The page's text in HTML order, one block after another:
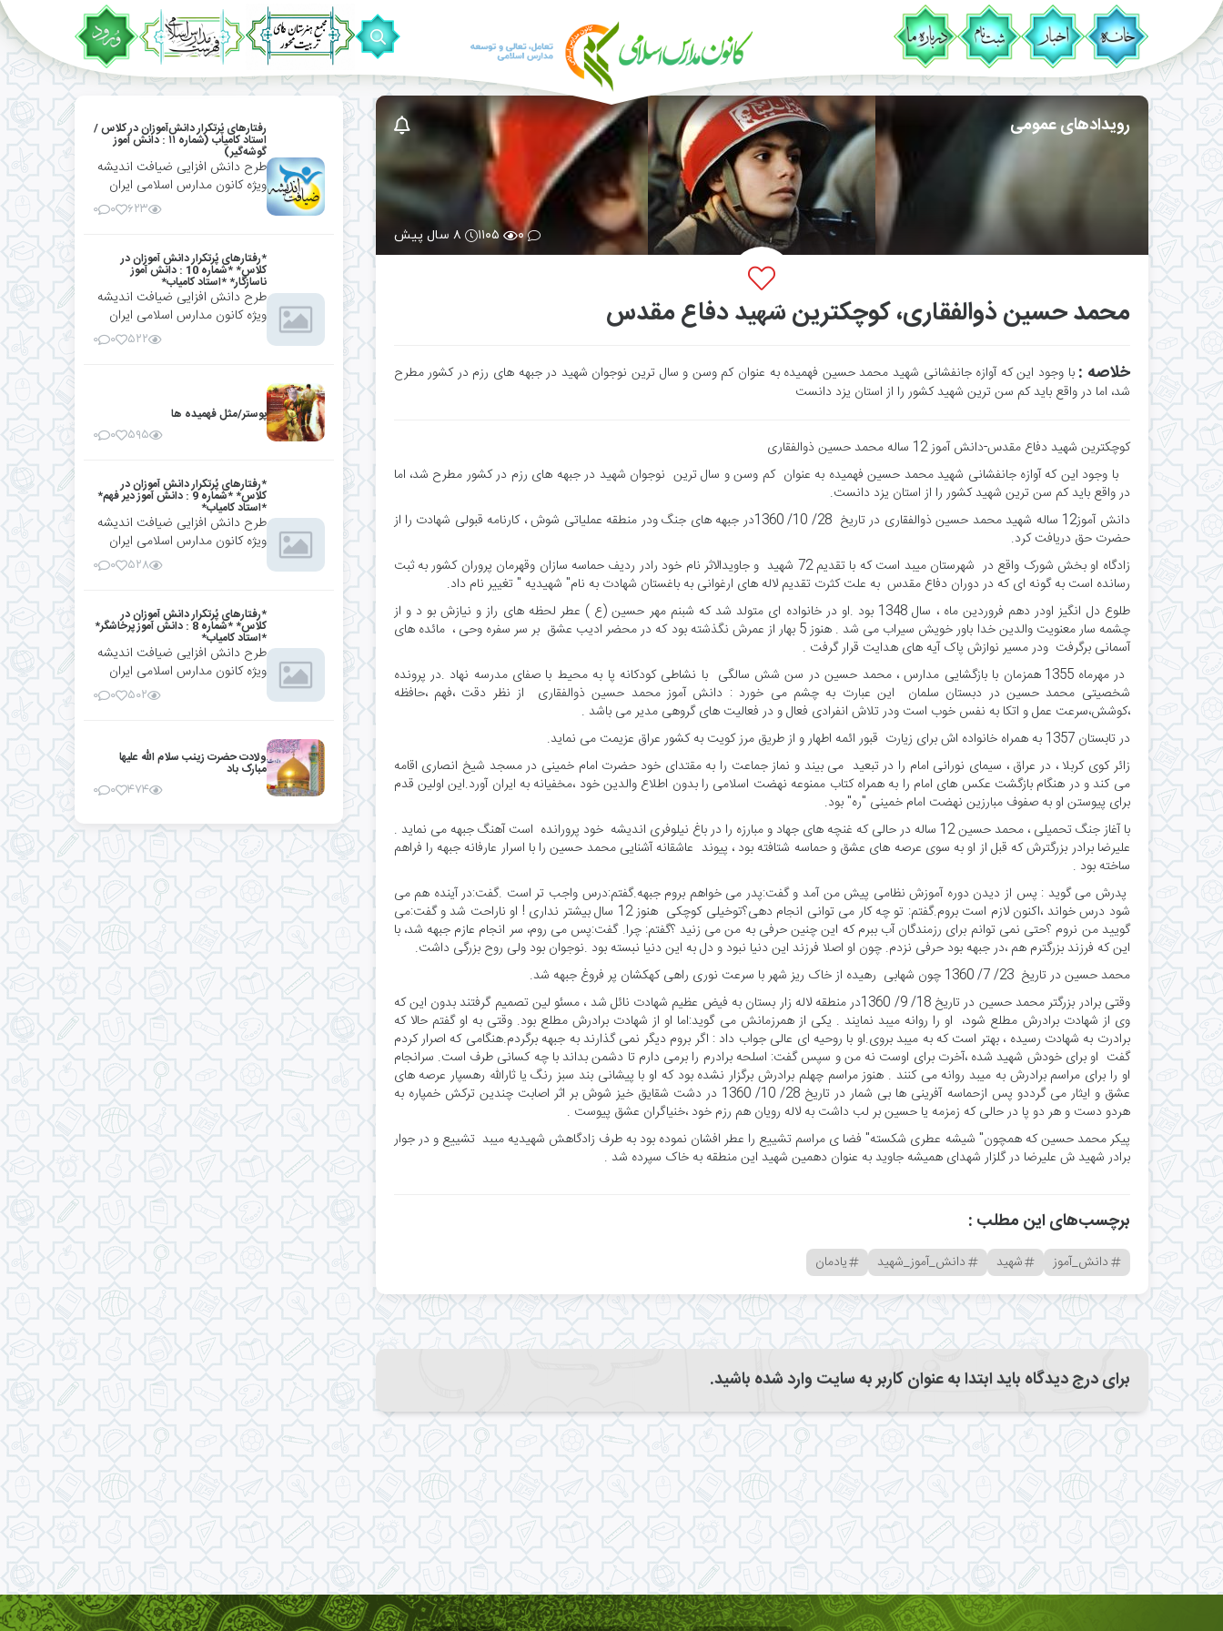
رویدادهای عمومی
۰ ۱۱۰۵ ۸ سال پیش
محمد حسین ذوالفقاری، کوچکترین شهید دفاع مقدس
خلاصه :با وجود این که آوازه جانفشانی شهید محمد حسین فهمیده به عنوان کم وسن و سال ترین نوجوان شهید در جبهه های رزم در کشور مطرح
شد، اما در واقع باید کم سن ترین شهید کشور را از استان یزد دانست
کوچکترین شهید دفاع مقدس-دانش آموز 12 ساله محمد حسین ذوالفقاری
با وجود این که آوازه جانفشانی شهید محمد حسین فهمیده به عنوان کم وسن و سال ترین نوجوان شهید در جبهه های رزم در کشور مطرح شد، اما
در واقع باید کم سن ترین شهید کشور را از استان یزد دانست.
دانش آموز12 ساله شهید محمد حسین ذوالفقاری در تاریخ 28/ 10/ 1360در جبهه های جنگ ودر منطقه عملیاتی شوش ، کارنامه قبولی شهادت را از
حضرت حق دریافت کرد.
زادگاه او بخش شورک واقع در شهرستان میبد است که با تقدیم 72 شهید و جاویدالاثر نام خود رادر ردیف حماسه سازان وقهرمان پروران کشور به ثبت
رسانده است به گونه ای که در دوران دفاع مقدس به علت کثرت تقدیم لاله های ارغوانی به باغستان شهادت به نام" شهیدیه " تغییر نام داد.
طلوع دل انگیز اودر دهم فروردین ماه ، سال 1348 بود .او در خانواده ای متولد شد که شبنم مهر حسین (ع ) عطر لحظه های راز و نیازش بو د و از
چشمه سار معنویت والدین خدا باور خویش سیراب می شد . هنوز 5 بهار از عمرش نگذشته بود که در محضر ادیب عشق بر سر سفره وحی ، مائده های
آسمانی برگرفت ودر مسیر نوازش پاک آیه های هدایت قرار گرفت .
در مهرماه 1355 همزمان با بازگشایی مدارس ، محمد حسین در سن شش سالگی با نشاطی کودکانه پا به محیط با صفای مدرسه نهاد .در پرونده
شخصیتی محمد حسین در دبستان سلمان این عبارت به چشم می خورد : دانش آموز محمد حسین ذوالفقاری از نظر دقت ،فهم ،حافظه
،کوشش،سرعت عمل و اتکا به نفس خوب است ودر تلاش انفرادی فعال و در فعالیت های گروهی مدیر می باشد .
در تابستان 1357 به همراه خانواده اش برای زیارت قبور ائمه اطهار و از طریق مرز کویت به کشور عراق عزیمت می نماید.
زائر کوی کربلا ، در عراق ، سیمای نورانی امام را در تبعید می بیند و نماز جماعت را به مقتدای خود حضرت امام خمینی در مسجد شیخ انصاری اقامه
می کند و در هنگام بازگشت عکس های امام را به همراه کتاب ممنوعه نهضت اسلامی را بدون اطلاع والدین خود ،مخفیانه به ایران آورد.این اولین قدم
برای پیوستن او به صفوف مبارزین نهضت امام خمینی "ره" بود.
با آغاز جنگ تحمیلی ، محمد حسین 12 ساله در حالی که غنچه های جهاد و مبارزه را در باغ نیلوفری اندیشه خود پرورانده است آهنگ جبهه می نماید .
علیرضا برادر بزرگترش که قبل از او به سوی عرصه های عشق و حماسه شتافته بود ، پیوند عاشقانه آشنایی محمد حسین را با اسرار عارفانه جبهه را فراهم
ساخته بود .
پدرش می گوید : پس از دیدن دوره آموزش نظامی پیش من آمد و گفت:پدر می خواهم بروم جبهه.گفتم:درس واجب تر است .گفت:در آینده هم می
شود درس خواند ،اکنون لازم است بروم.گفتم: تو چه کار می توانی انجام دهی؟توخیلی کوچکی هنوز 12 سال بیشتر نداری ! او ناراحت شد و گفت:می
گویید من نروم ؟حتی نمی توانم برای رزمندگان آب ببرم که این چنین حرفی به من می زنید ؟گفتم: چرا. گفت:پس می روم، سر انجام عازم جبهه شد، با
این که فرزند بزرگترم هم ،در جبهه بود حرفی نزدم. چون او اصلا فرزند این دنیا نبود و دل به این دنیا نبسته بود .نوجوان بود ولی روح بزرگی داشت.
محمد حسین در تاریخ 23/ 7/ 1360 چون شهابی رهیده از خاک ریز شهر با سرعت نوری راهی کهکشان پر فروغ جبهه شد.
وقتی برادر بزرگتر محمد حسین در تاریخ 18/ 9/ 1360در منطقه لاله زار بستان به فیض عظیم شهادت نائل شد ، مسئو لین تصمیم گرفتند بدون این که
وی از شهادت برادرش مطلع شود، او را روانه میبد نمایند . یکی از همرزمانش می گوید:اما او از شهادت برادرش مطلع بود. وقتی به او گفتم حالا که
برادرت به شهادت رسیده ، بهتر است که به میبد بروی.او با روحیه ای عالی جواب داد : اگر بروم دیگر نمی گذارند به جبهه برگردم.هنگامی که اصرار کردم
گفت او برای خودش شهید شده ،آخرت برای اوست نه من و سپس گفت: اسلحه برادرم را برمی دارم تا دشمن بداند با چه کسانی طرف است. سرانجام
او را برای مراسم برادرش به میبد روانه می کنند . هنوز مراسم چهلم برادرش برگزار نشده بود که او با پیشانی بند سبز رنگ یا ثارالله رهسپار عرصه های
عشق و ایثار می گرددو پس ازحماسه آفرینی ها بی شمار در تاریخ 28/ 10/ 1360 در دشت شقایق خیز شوش بر اثر اصابت چندین ترکش خمپاره به
هردو دست و هر دو پا در حالی که زمزمه یا حسین بر لب داشت به لاله رویان هم رزم خود ،خنیاگران عشق پیوست .
پیکر محمد حسین که همچون" شیشه عطری شکسته" فضا ی مراسم تشییع را عطر افشان نموده بود به طرف زادگاهش شهیدیه میبد تشییع و در جوار
برادر شهید ش علیرضا در گلزار شهدای همیشه جاوید به عنوان دهمین شهید این منطقه به خاک سپرده شد .
برچسب‌های این مطلب :
دانش_آموز شهید دانش_آموز_شهید یادمان
برای درج دیدگاه باید ابتدا به عنوان کاربر به سایت وارد شده باشید.
رفتارهای پُرتکرار دانش‌آموزان در کلاس /
استاد کامیاب (شماره ۱۱ : دانش آموز
گوشه‌گیر)
طرح دانش افزایی ضیافت اندیشه
ویژه کانون مدارس اسلامی ایران
۶۲۳ ۰ ۰
*رفتارهای پُرتکرار دانش آموزان در
کلاس* *شماره 10 : دانش آموز
ناسازگار* *استاد کامیاب*
طرح دانش افزایی ضیافت اندیشه
ویژه کانون مدارس اسلامی ایران
۵۲۲ ۰ ۰
پوستر/مثل فهمیده ها
۵۹۵ ۰ ۰
*رفتارهای پُرتکرار دانش آموزان در
کلاس* *شماره 9 : دانش آموز دیر فهم*
*استاد کامیاب*
طرح دانش افزایی ضیافت اندیشه
ویژه کانون مدارس اسلامی ایران
۵۲۸ ۰ ۰
*رفتارهای پُرتکرار دانش آموزان در
کلاس* *شماره 8 : دانش آموز پرخاشگر*
*استاد کامیاب*
طرح دانش افزایی ضیافت اندیشه
ویژه کانون مدارس اسلامی ایران
۵۰۲ ۰ ۰
ولادت حضرت زینب سلام الله علیها
مبارک باد
۴۷۴ ۰ ۰